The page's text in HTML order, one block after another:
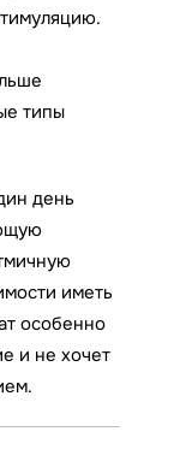
типы
день
иметь
особенно
и не хочет